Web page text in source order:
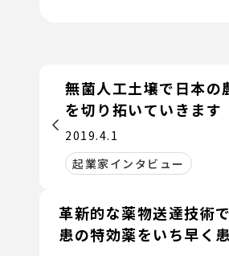
無菌人工土壌で日本の
を切り拓いていきます
2019.4.1
起業家インタビュー
革新的な薬物送達技術
患の特効薬をいち早く